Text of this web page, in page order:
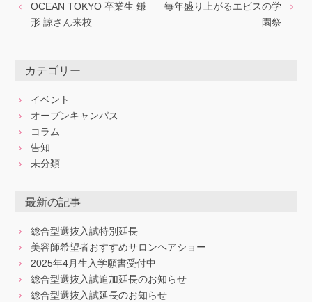
OCEAN TOKYO 卒業生 鎌
形 諒さん来校
毎年盛り上がるエビスの学
園祭
カテゴリー
イベント
オープンキャンパス
コラム
告知
未分類
最新の記事
総合型選抜入試特別延長
美容師希望者おすすめサロンヘアショー
2025年4月生入学願書受付中
総合型選抜入試追加延長のお知らせ
総合型選抜入試延長のお知らせ